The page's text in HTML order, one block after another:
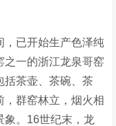
，已开始生产色泽纯
之一的浙江龙泉哥窑
括茶壶、茶碗、茶
，群窑林立，烟火相
象。16世纪末，龙